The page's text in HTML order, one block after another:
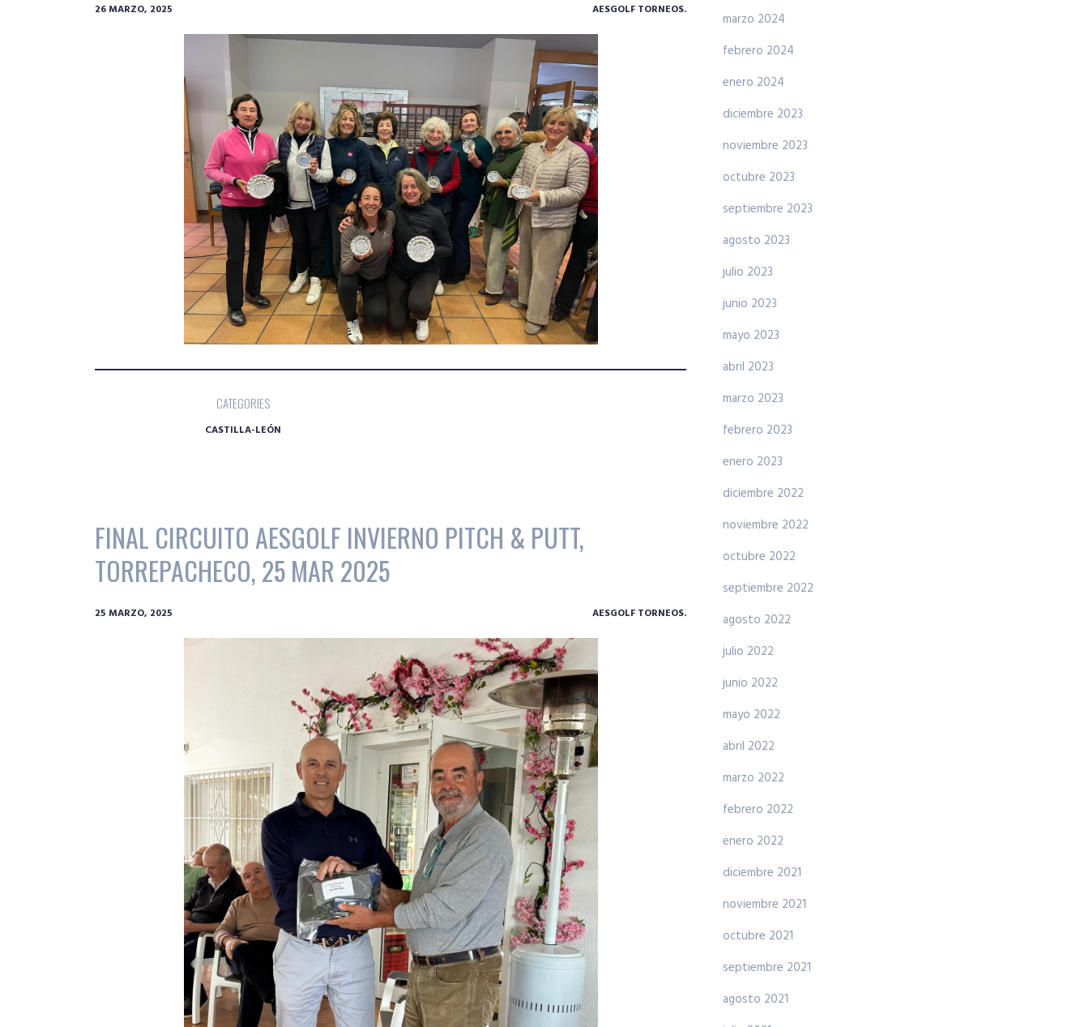
26 MARZO, 2025 AESGOLF TORNEOS.
CATEGORIES
CASTILLA-LEÓN
FINAL CIRCUITO AESGOLF INVIERNO PITCH & PUTT,
TORREPACHECO, 25 MAR 2025
25 MARZO, 2025 AESGOLF TORNEOS.
marzo 2024
febrero 2024
enero 2024
diciembre 2023
noviembre 2023
octubre 2023
septiembre 2023
agosto 2023
julio 2023
junio 2023
mayo 2023
abril 2023
marzo 2023
febrero 2023
enero 2023
diciembre 2022
noviembre 2022
octubre 2022
septiembre 2022
agosto 2022
julio 2022
junio 2022
mayo 2022
abril 2022
marzo 2022
febrero 2022
enero 2022
diciembre 2021
noviembre 2021
octubre 2021
septiembre 2021
agosto 2021